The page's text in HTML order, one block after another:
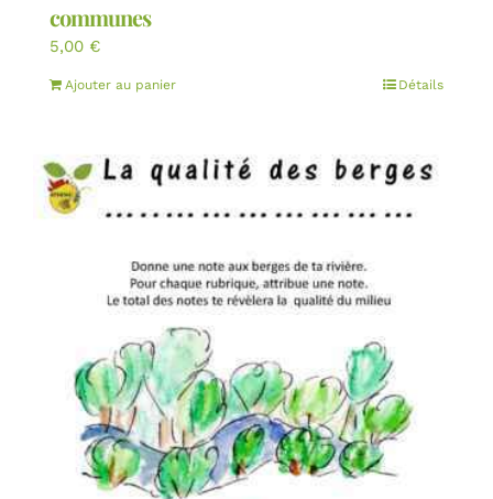
communes
5,00 €
Ajouter au panier Détails